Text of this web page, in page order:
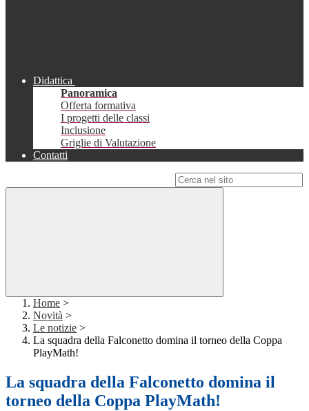
Didattica
Panoramica
Offerta formativa
I progetti delle classi
Inclusione
Griglie di Valutazione
Contatti
Home >
Novità >
Le notizie >
La squadra della Falconetto domina il torneo della Coppa
PlayMath!
La squadra della Falconetto domina il
torneo della Coppa PlayMath!